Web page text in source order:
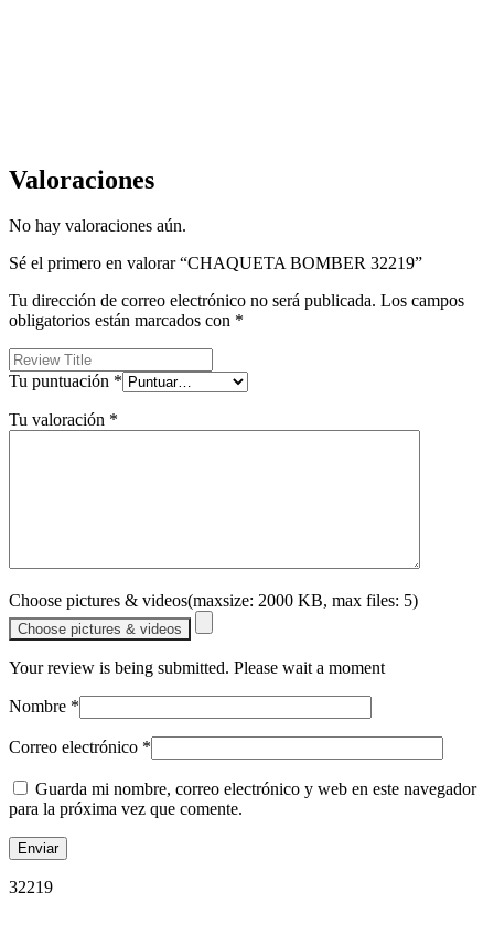
Valoraciones
No hay valoraciones aún.
Sé el primero en valorar “CHAQUETA BOMBER 32219”
Tu dirección de correo electrónico no será publicada. Los campos
obligatorios están marcados con *
Tu puntuación *
Tu valoración *
Choose pictures & videos(maxsize: 2000 KB, max files: 5)
Choose pictures & videos
Your review is being submitted. Please wait a moment
Nombre *
Correo electrónico *
Guarda mi nombre, correo electrónico y web en este navegador
para la próxima vez que comente.
32219